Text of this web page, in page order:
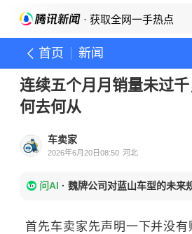
· 获取全网一手热点
首页 新闻
连续五个月月销量未过
何去何从
车卖家
2026年6月20日08:50 河北
问AI · 魏牌公司对蓝山车型的未来
首先车卖家先声明一下并没有